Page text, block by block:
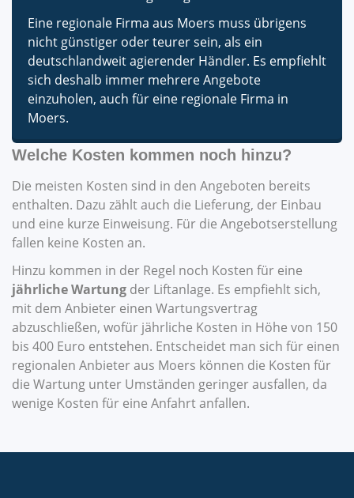
Eine regionale Firma aus Moers muss übrigens
nicht günstiger oder teurer sein, als ein
deutschlandweit agierender Händler. Es empfiehlt
sich deshalb immer mehrere Angebote
einzuholen, auch für eine regionale Firma in
Moers.
Welche Kosten kommen noch hinzu?
Die meisten Kosten sind in den Angeboten bereits
enthalten. Dazu zählt auch die Lieferung, der Einbau
und eine kurze Einweisung. Für die Angebotserstellung
fallen keine Kosten an.
Hinzu kommen in der Regel noch Kosten für eine
jährliche Wartung der Liftanlage. Es empfiehlt sich,
mit dem Anbieter einen Wartungsvertrag
abzuschließen, wofür jährliche Kosten in Höhe von 150
bis 400 Euro entstehen. Entscheidet man sich für einen
regionalen Anbieter aus Moers können die Kosten für
die Wartung unter Umständen geringer ausfallen, da
wenige Kosten für eine Anfahrt anfallen.